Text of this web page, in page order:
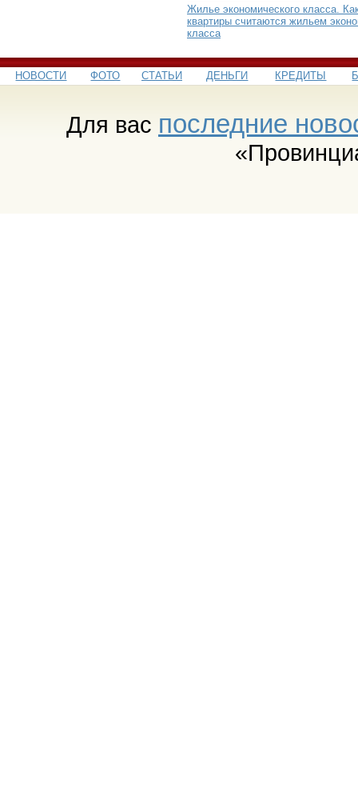
Жилье экономического класса.
квартиры считаются жильем
класса
НОВОСТИ ФОТО СТАТЬИ ДЕНЬГИ КРЕДИТЫ
Для вас последние